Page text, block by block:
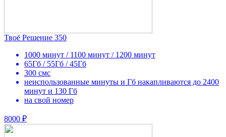
Твоё Решение 350
1000 минут / 1100 минут / 1200 минут
65Гб / 55Гб / 45Гб
300 смс
неиспользованные минуты и Гб накапливаются до 2400
минут и 130 Гб
на свой номер
8000 ₽